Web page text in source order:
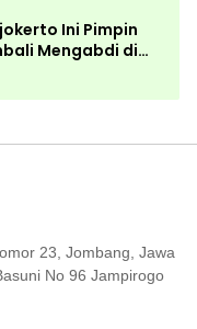
Ini Pimpin
Mengabdi di
23, Jombang, Jawa
No 96 Jampirogo